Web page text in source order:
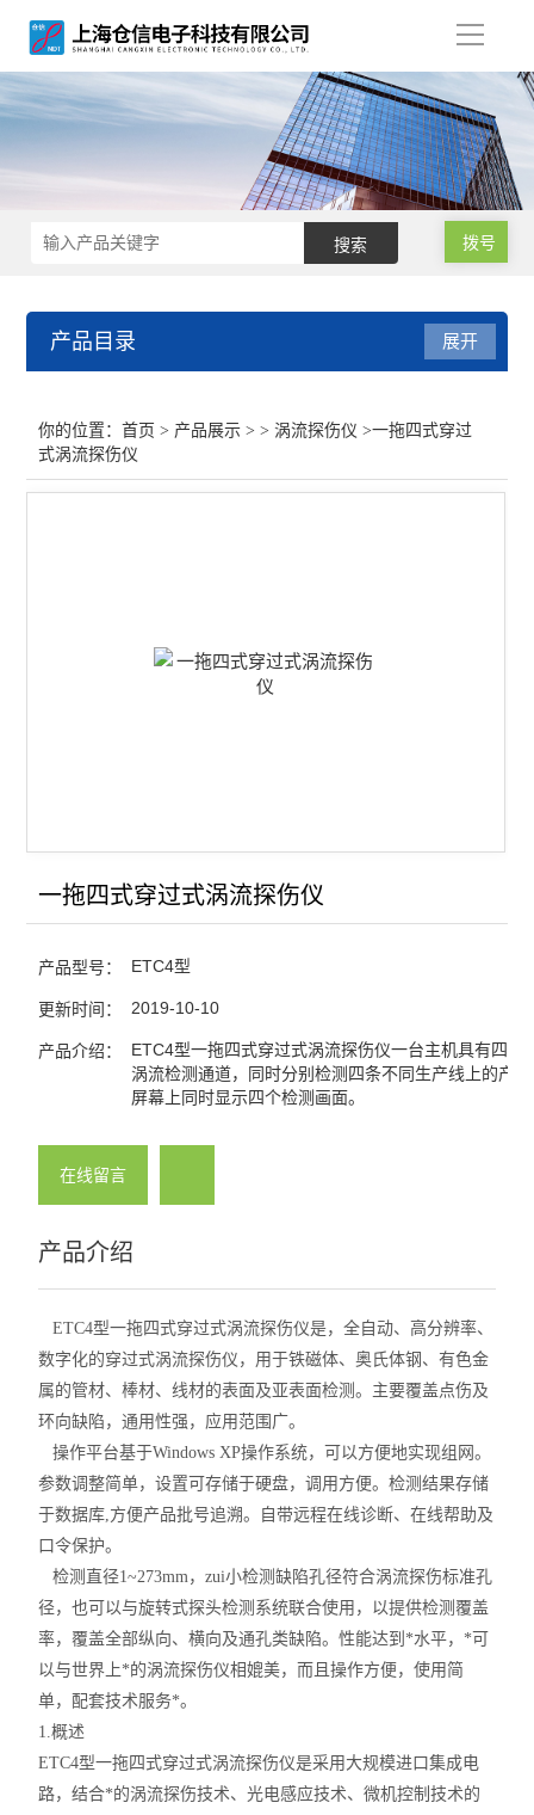
导
拨号
产品目录
弹簧钢丝涡流探伤仪
棒材涡流探伤仪
铜管涡流探伤仪
高速涡流探伤仪
离线涡流探伤仪
钛管涡流探伤仪
展开
你的位置：首页 > 产品展示 > >涡流探伤仪 >一拖四式穿过
式涡流探伤仪
一拖四式穿过式涡流探伤仪
产品型号： ETC4型
更新时间： 2019-10-10
产品介绍：
ETC4型一拖四式穿过式涡流探伤仪一台主机具有四个
涡流检测通道，同时分别检测四条不同生产线上的产
屏幕上同时显示四个检测画面。
在线留言
产品介绍
ETC4型一拖四式穿过式涡流探伤仪是，全自动、高分辨率、
数字化的穿过式涡流探伤仪，用于铁磁体、奥氏体钢、有色金
属的管材、棒材、线材的表面及亚表面检测。主要覆盖点伤及
环向缺陷，通用性强，应用范围广。
操作平台基于Windows XP操作系统，可以方便地实现组网。
参数调整简单，设置可存储于硬盘，调用方便。检测结果存储
于数据库,方便产品批号追溯。自带远程在线诊断、在线帮助及
口令保护。
检测直径1~273mm，zui小检测缺陷孔径符合涡流探伤标准孔
径，也可以与旋转式探头检测系统联合使用，以提供检测覆盖
率，覆盖全部纵向、横向及通孔类缺陷。性能达到*水平，*可
以与世界上*的涡流探伤仪相媲美，而且操作方便，使用简
单，配套技术服务*。
1.概述
ETC4型一拖四式穿过式涡流探伤仪是采用大规模进口集成电
路，结合*的涡流探伤技术、光电感应技术、微机控制技术的